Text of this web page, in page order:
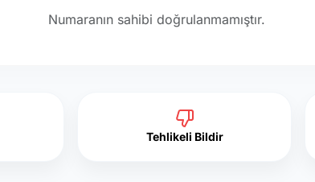
Numaranın sahibi doğrulanmamıştır.
Tehlikeli Bildir